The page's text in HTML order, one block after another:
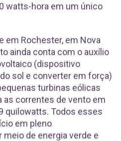
watts-hora em um único
em Rochester, em Nova
ainda conta com o auxílio
(dispositivo
sol e converter em força)
turbinas eólicas
correntes de vento em
quilowatts. Todos esses
em pleno
de energia verde e